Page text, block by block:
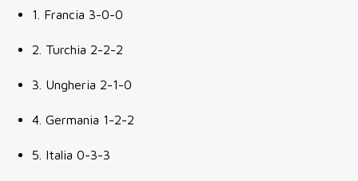
1. Francia 3-0-0
2. Turchia 2-2-2
3. Ungheria 2-1-0
4. Germania 1-2-2
5. Italia 0-3-3